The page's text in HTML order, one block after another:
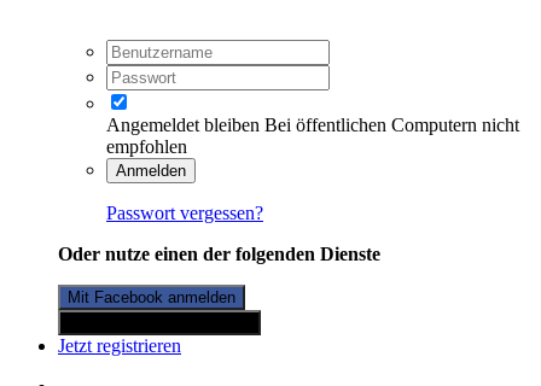
Angemeldet bleiben Bei öffentlichen Computern nicht
empfohlen
Anmelden
Passwort vergessen?
Oder nutze einen der folgenden Dienste
Mit Facebook anmelden
Jetzt registrieren